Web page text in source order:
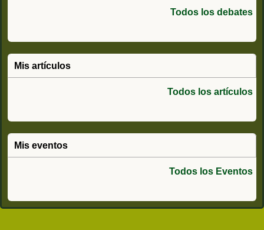
Todos los debates
Mis artículos
Todos los artículos
Mis eventos
Todos los Eventos